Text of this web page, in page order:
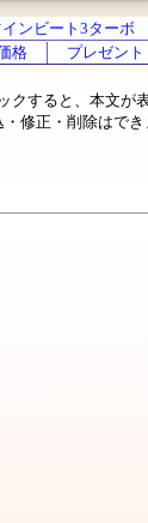
インビート3ターボ
格
プレゼント
クすると、本文が
修正・削除はでき